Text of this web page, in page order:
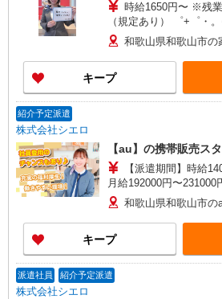
時給1650円〜 ※残
（規定あり） ゜+゜・。○。・゜+゜・。○。・゜
+゜ 入社祝い金10万円支給(規定
頂くと, インセンティブ支給(
い・週払い可能（規程
+゜・。○。・゜+゜
和歌山県和歌山市の
キープ
紹介予定派遣
株式会社シエロ
【au】の携帯販売ス
【派遣期間】時給
月給192000円〜231000
・交通費支給 ・年間休
ヶ月（期間中の労働条
・退職金制度 ・ベネフ
日ギフト制度 ・自社健康保険
○。・゜+゜・。○。・
給(規定有) お友達を紹介頂くと, インセンティブ支
給(規定有) ★月2回払い・週払い可能（規程有）★
和歌山県和歌山市の
キープ
派遣社員 紹介予定派遣
株式会社シエロ